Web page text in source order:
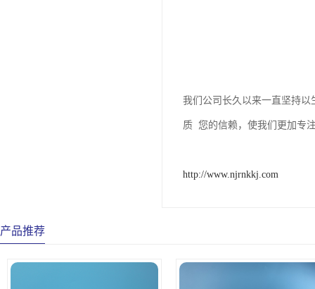
我们公司长久以来一直坚持
质 您的信赖，使我们更加专
http://www.njrnkkj.com
产品推荐